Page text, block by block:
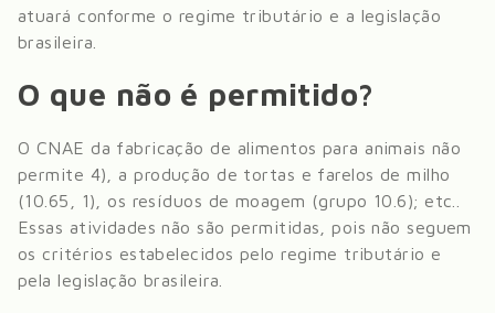
atuará conforme o regime tributário e a legislação
brasileira.
O que não é permitido?
O CNAE da fabricação de alimentos para animais não
permite 4), a produção de tortas e farelos de milho
(10.65, 1), os resíduos de moagem (grupo 10.6); etc.
Essas atividades não são permitidas, pois não seguem
os critérios estabelecidos pelo regime tributário e
pela legislação brasileira.